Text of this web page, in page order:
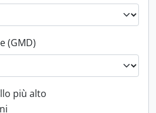
(GMD)
filter
più alto